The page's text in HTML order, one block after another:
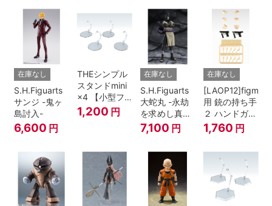
櫃》）
在庫なし
S.H.Figuarts
サンジ -鬼ヶ
島討入-
6,600 円
THEシンプル
スタンドmini
×4 【小型フ
ィギュア＆デ
ィフォルメフ
1,200 円
在庫なし
S.H.Figuarts
大蛇丸 -永劫
を求めし真理
の探究者-
『NARUTO-
7,100 円
在庫なし
[LAOP12]figma
用 銃の持ち手
２ ハンドガン
セット
1,760 円